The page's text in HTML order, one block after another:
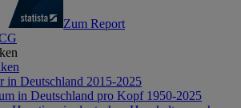
Zum Report
in Deutschland 2015-2025
in Deutschland pro Kopf 1950-2025